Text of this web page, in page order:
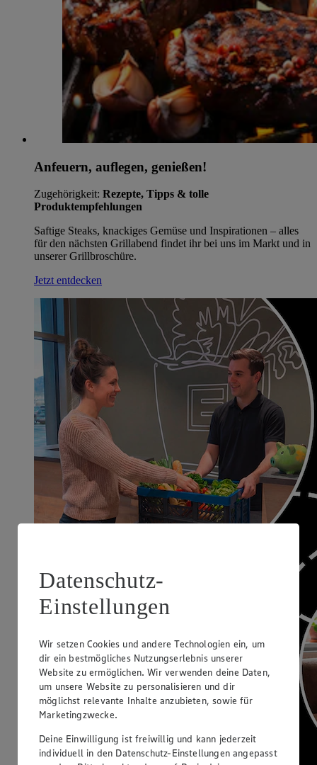
Anfeuern, auflegen, genießen!
Zugehörigkeit: Rezepte, Tipps & tolle
Produktempfehlungen
Saftige Steaks, knackiges Gemüse und Inspirationen – alles
für den nächsten Grillabend findet ihr bei uns im Markt und in
unserer Grillbroschüre.
Jetzt entdecken
Datenschutz-
Einstellungen
Wir setzen Cookies und andere Technologien ein, um
dir ein bestmögliches Nutzungserlebnis unserer
Website zu ermöglichen. Wir verwenden deine Daten,
um unsere Website zu personalisieren und dir
möglichst relevante Inhalte anzubieten, sowie für
Marketingzwecke.
Deine Einwilligung ist freiwillig und kann jederzeit
individuell in den Datenschutz-Einstellungen angepasst